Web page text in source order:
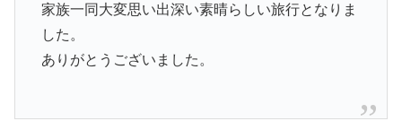
家族一同大変思い出深い素晴らしい旅行となりま
した。
ありがとうございました。